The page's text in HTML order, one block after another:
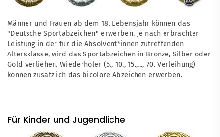
Männer und Frauen ab dem 18. Lebensjahr können das
"Deutsche Sportabzeichen" erwerben. Je nach erbrachter
Leistung in der für die Absolvent*innen zutreffenden
Altersklasse, wird das Sportabzeichen in Bronze, Silber oder
Gold verliehen. Wiederholer (5., 10., 15.,..., 70. Verleihung)
können zusätzlich das bicolore Abzeichen erwerben.
Für Kinder und Jugendliche